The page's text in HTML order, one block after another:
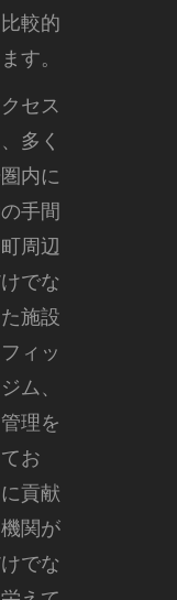
較的
す。
セス
多く
内に
手間
周辺
でな
施設
ィッ
ム、
理を
お
貢献
関が
でな